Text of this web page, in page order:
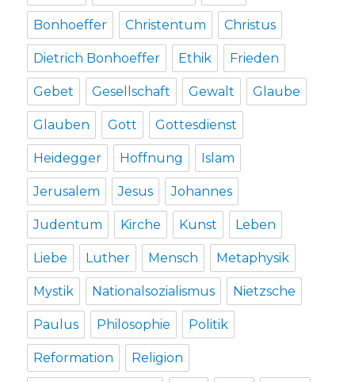
Bonhoeffer Christentum Christus
Dietrich Bonhoeffer Ethik Frieden
Gebet Gesellschaft Gewalt Glaube
Glauben Gott Gottesdienst
Heidegger Hoffnung Islam
Jerusalem Jesus Johannes
Judentum Kirche Kunst Leben
Liebe Luther Mensch Metaphysik
Mystik Nationalsozialismus Nietzsche
Paulus Philosophie Politik
Reformation Religion